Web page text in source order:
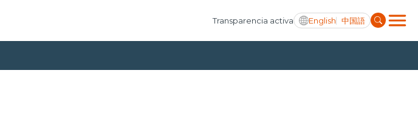
Transparencia activa English 中国語